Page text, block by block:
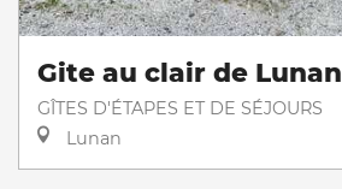
Gite au clair de Lunan
GÎTES D'ÉTAPES ET DE SÉJOURS
Lunan